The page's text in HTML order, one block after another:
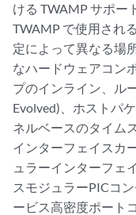
ける TWAMP サポー
TWAMP で使用され
定によって異なる場
なハードウェアコン
プのインライン、ル
Evolved)、ホストパ
ネルベースのタイム
インターフェイスカ
ュラーインターフェ
スモジュラーPICコ
ービス高密度ポート